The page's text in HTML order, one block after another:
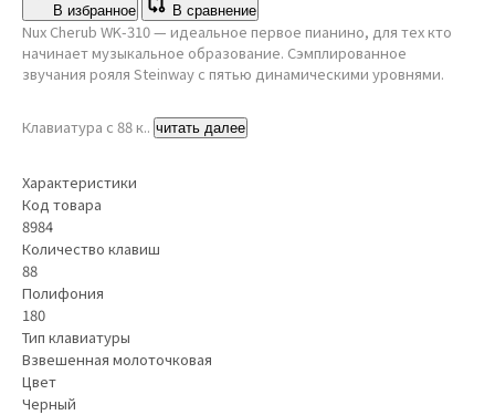
В избранное В сравнение
Nux Cherub WK-310 — идеальное первое пианино, для тех кто
начинает музыкальное образование. Сэмплированное
звучания рояля Steinway с пятью динамическими уровнями.
Клавиатура с 88 к.. читать далее
Характеристики
Код товара
8984
Количество клавиш
88
Полифония
180
Тип клавиатуры
Взвешенная молоточковая
Цвет
Черный